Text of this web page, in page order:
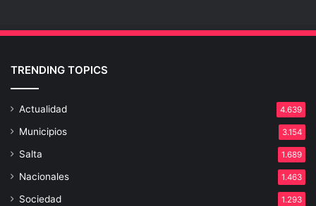
TRENDING TOPICS
Actualidad 4.639
Municipios 3.154
Salta 1.689
Nacionales 1.463
Sociedad 1.293